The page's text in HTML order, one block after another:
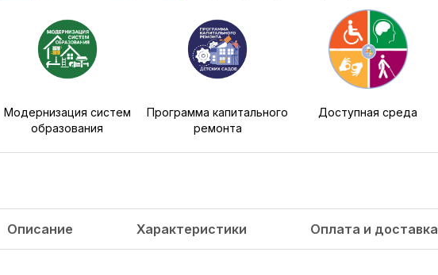
Модернизация систем
образования
Программа капитального
ремонта
Доступная среда
Описание Характеристики Оплата и доставка